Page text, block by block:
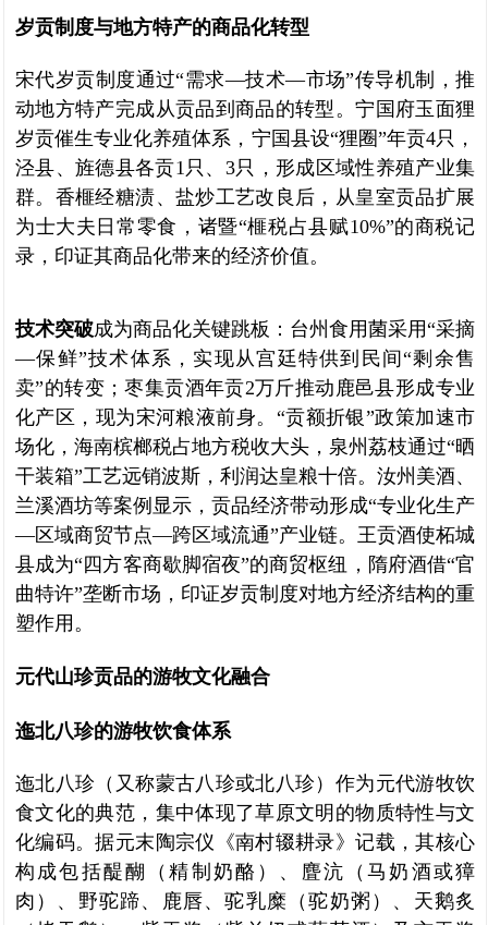
岁贡制度与地方特产的商品化转型
宋代岁贡制度通过“需求—技术—市场”传导机制，推
动地方特产完成从贡品到商品的转型。宁国府玉面狸
岁贡催生专业化养殖体系，宁国县设“狸圈”年贡4只，
泾县、旌德县各贡1只、3只，形成区域性养殖产业集
群。香榧经糖渍、盐炒工艺改良后，从皇室贡品扩展
为士大夫日常零食，诸暨“榧税占县赋10%”的商税记
录，印证其商品化带来的经济价值。
技术突破成为商品化关键跳板：台州食用菌采用“采摘
—保鲜”技术体系，实现从宫廷特供到民间“剩余售
卖”的转变；枣集贡酒年贡2万斤推动鹿邑县形成专业
化产区，现为宋河粮液前身。“贡额折银”政策加速市
场化，海南槟榔税占地方税收大头，泉州荔枝通过“晒
干装箱”工艺远销波斯，利润达皇粮十倍。汝州美酒、
兰溪酒坊等案例显示，贡品经济带动形成“专业化生产
—区域商贸节点—跨区域流通”产业链。王贡酒使柘城
县成为“四方客商歇脚宿夜”的商贸枢纽，隋府酒借“官
曲特许”垄断市场，印证岁贡制度对地方经济结构的重
塑作用。
元代山珍贡品的游牧文化融合
迤北八珍的游牧饮食体系
迤北八珍（又称蒙古八珍或北八珍）作为元代游牧饮
食文化的典范，集中体现了草原文明的物质特性与文
化编码。据元末陶宗仪《南村辍耕录》记载，其核心
构成包括醍醐（精制奶酪）、麆沆（马奶酒或獐
肉）、野驼蹄、鹿唇、驼乳糜（驼奶粥）、天鹅炙